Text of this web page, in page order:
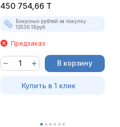
450 754,66 T
Бонусных рублей за покупку:
13536.18руб.
Предзаказ
В корзину
Купить в 1 клик